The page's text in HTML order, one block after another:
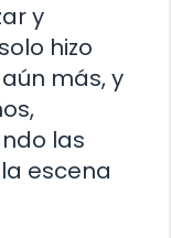
y
hizo
más, y
las
escena